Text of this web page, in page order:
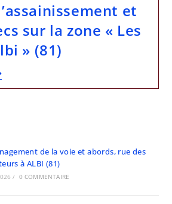
et
sur la zone « Les
» (81)
de la voie et abords, rue des
à ALBI (81)
/ 0 COMMENTAIRE